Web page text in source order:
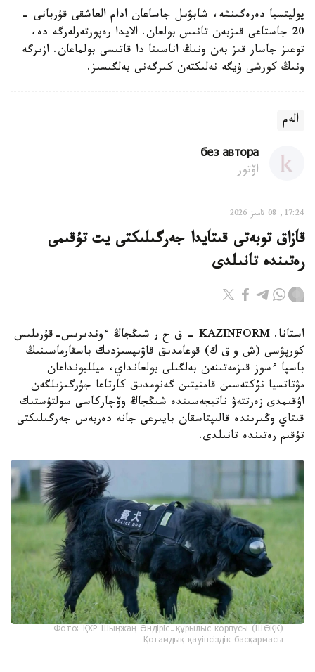
پوليتسيا دەرەگىنشە، شابۋىل جاساعان ادام العاشقى قۇربانى -
20 جاستاعى قىزبەن تانىس بولعان. الايدا رەپورتەرلەرگە دە،
توعىز جاسار قىز بەن ونىڭ اناسىنا دا قاتىسى بولماعان. ازىرگە
ونىڭ كورشى ۇيگە نەلىكتەن كىرگەنى بەلگىسىز.
الەم
без автора
اۆتور
17:24, 08 تامىز 2026
قازاق توبەتى قىتايدا جەرگىلىكتى يت تۇقىمى
رەتىندە تانىلدى
استانا. KAZINFORM – ق ح ر شىڭجاڭ ءوندىرىس-قۇرىلىس
كورپۋسى (ش و ق ك) قوعامدىق قاۋىپسىزدىك باسقارماسىنىڭ
باسپا ءسوز قىزمەتىنەن بەلگىلى بولعانداي، ميلليونداعان
مۋتاتسيا نۇكتەسىن قامتيتىن گەنومدىق كارتاعا جۇرگىزىلگەن
اۋقىمدى زەرتتەۋ ناتيجەسىندە شىڭجاڭ وۆچاركاسى سولتۇستىك
قىتاي وڭىرىندە قالىپتاسقان بايىرعى جانە دەربەس جەرگىلىكتى
تۇقىم رەتىندە تانىلدى.
Фото: ҚХР Шыңжаң Өндіріс-құрылыс корпусы (ШӨҚК)
Қоғамдық қауіпсіздік басқармасы